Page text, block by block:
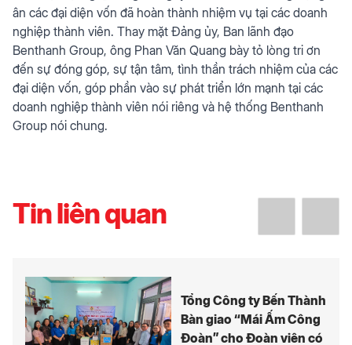
ân các đại diện vốn đã hoàn thành nhiệm vụ tại các doanh
nghiệp thành viên. Thay mặt Đảng ủy, Ban lãnh đạo
Benthanh Group, ông Phan Văn Quang bày tỏ lòng tri ơn
đến sự đóng góp, sự tận tâm, tình thần trách nhiệm của các
đại diện vốn, góp phần vào sự phát triển lớn mạnh tại các
doanh nghiệp thành viên nói riêng và hệ thống Benthanh
Group nói chung.
Tin liên quan
Tổng Công ty Bến Thành
Bàn giao “Mái Ấm Công
Đoàn” cho Đoàn viên có